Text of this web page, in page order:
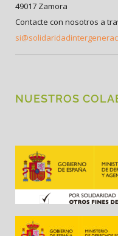
49017 Zamora
Contacte con nosotros a
NUESTROS